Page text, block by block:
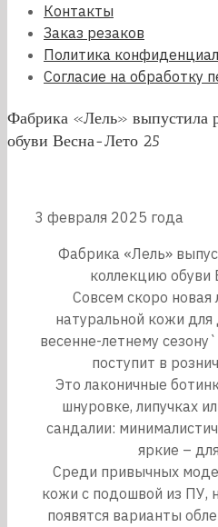
Контакты
Заказ резаков
Политика
Согласие на обработку
Фабрика «Лель» выпустила
обуви Весна-Лето 25
3 февраля 2025 года
Фабрика «Лель»
коллекцию обуви
Совсем скоро новая
натуральной кожи
весенне-летнему
поступит в
Это лаконичные
шнуровке, липучках
сандалии:
яркие –
Среди привычных
кожи с подошвой из ПУ,
появятся варианты